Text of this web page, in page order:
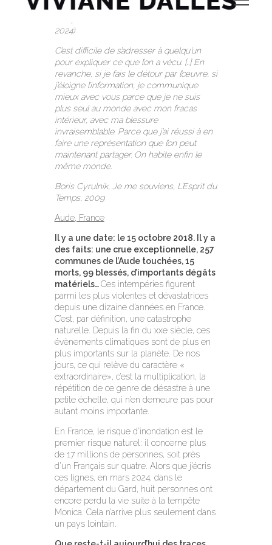
2024)
C’est difficile de s’adresser à quelqu’un
pour expliquer ce que l’on a vécu. […] En
revanche, si je fais le détour par l’œuvre, si
j’éloigne l’information, je communique
mieux avec vous parce que je ne suis
plus seul au monde avec mon fracas
intérieur, avec ma blessure
invraisemblable. Parce que j’ai réussi à en
faire une représentation que l’on peut
maintenant partager. On habite enfin le
même monde.
Boris Cyrulnik, Je me souviens, L’Esprit du
Temps, 2009
Aude, France
Il y a une date: le 15 octobre 2018. Il y a
des faits: une crue exceptionnelle, 257
communes de l’Aude touchées, 15
morts, 99 blessés, d’importants dégâts
matériels…Ces intempéries figurent
parmi les plus violentes et dévastatrices
depuis une dizaine d’années en France.
C’est, par définition, une catastrophe
naturelle. Depuis la fin du xxe siècle, ces
évènements climatiques sont de plus en
plus importants sur la planète. De nos
jours, ce qui relève du caractère «
extraordinaire», c’est la multiplication, la
répétition de ce genre de désastre à une
petite échelle, qui n’en demeure pas pour
autant moins importante.
En France, le risque d’inondation est le
premier risque naturel: il concerne plus
de 17 millions de personnes, soit près
d’un Français sur quatre. Alors que j’écris
ces lignes, en mars 2024, dans le
département du Gard, huit personnes ont
encore perdu la vie suite à la tempête
Monica. Cela n’arrive plus seulement dans
un pays lointain.